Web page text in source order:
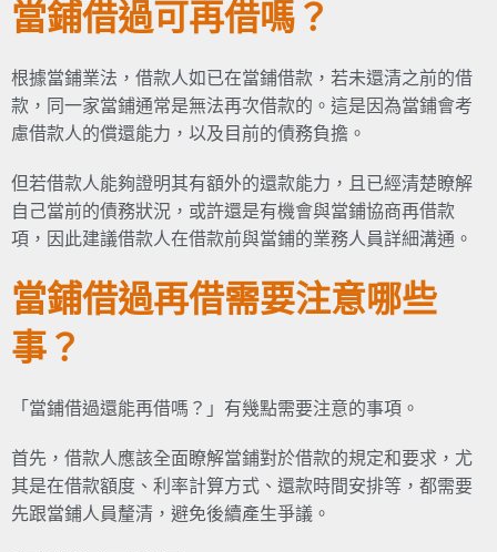
當鋪借過可再借嗎？
根據當鋪業法，借款人如已在當鋪借款，若未還清之前的借
款，同一家當鋪通常是無法再次借款的。這是因為當鋪會考
慮借款人的償還能力，以及目前的債務負擔。
但若借款人能夠證明其有額外的還款能力，且已經清楚瞭解
自己當前的債務狀況，或許還是有機會與當鋪協商再借款
項，因此建議借款人在借款前與當鋪的業務人員詳細溝通。
當鋪借過再借需要注意哪些
事？
「當鋪借過還能再借嗎？」有幾點需要注意的事項。
首先，借款人應該全面瞭解當鋪對於借款的規定和要求，尤
其是在借款額度、利率計算方式、還款時間安排等，都需要
先跟當鋪人員釐清，避免後續產生爭議。